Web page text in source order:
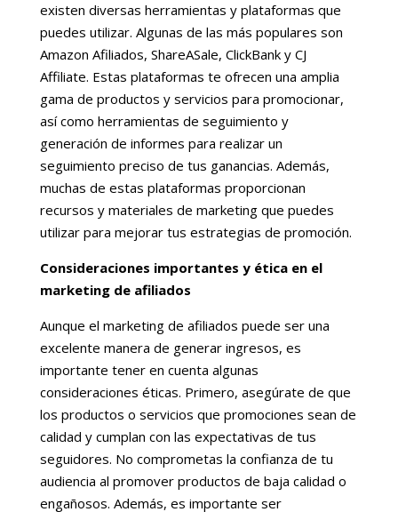
existen diversas herramientas y plataformas que
puedes utilizar. Algunas de las más populares son
Amazon Afiliados, ShareASale, ClickBank y CJ
Affiliate. Estas plataformas te ofrecen una amplia
gama de productos y servicios para promocionar,
así como herramientas de seguimiento y
generación de informes para realizar un
seguimiento preciso de tus ganancias. Además,
muchas de estas plataformas proporcionan
recursos y materiales de marketing que puedes
utilizar para mejorar tus estrategias de promoción.
Consideraciones importantes y ética en el
marketing de afiliados
Aunque el marketing de afiliados puede ser una
excelente manera de generar ingresos, es
importante tener en cuenta algunas
consideraciones éticas. Primero, asegúrate de que
los productos o servicios que promociones sean de
calidad y cumplan con las expectativas de tus
seguidores. No comprometas la confianza de tu
audiencia al promover productos de baja calidad o
engañosos. Además, es importante ser